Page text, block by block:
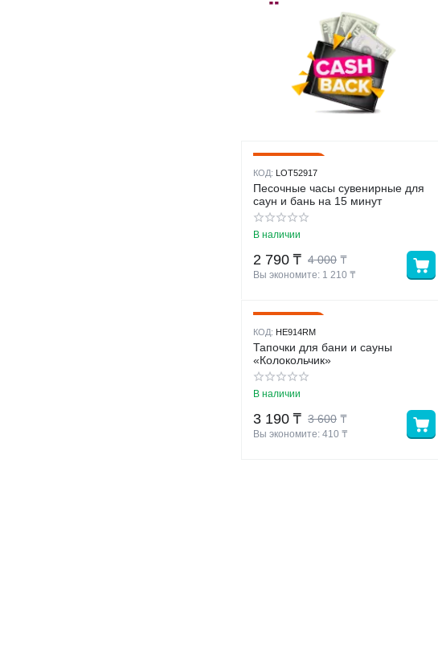
КОД: LOT52917
Песочные часы сувенирные для
саун и бань на 15 минут
В наличии
4 000 ₸
2 790 ₸
Вы экономите: 1 210 ₸
КОД: HE914RM
Тапочки для бани и сауны
«Колокольчик»
В наличии
3 600 ₸
3 190 ₸
Вы экономите: 410 ₸